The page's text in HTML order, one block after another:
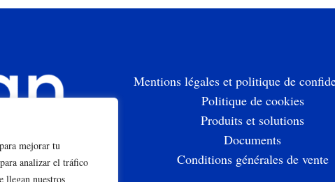
mejorar tu
analizar el tráfico
llegan nuestros
Mentions légales et politique de
Politique de cookies
Produits et solutions
Documents
Conditions générales de vente